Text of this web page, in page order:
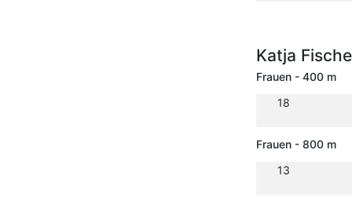
Katja
Frauen - 400 m
18
Frauen - 800 m
13